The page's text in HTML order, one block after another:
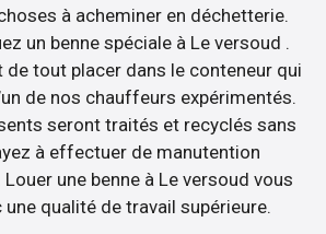
à acheminer en déchetterie.
un benne spéciale à Le versoud .
de tout placer dans le conteneur qui
de nos chauffeurs expérimentés.
seront traités et recyclés sans
à effectuer de manutention
une benne à Le versoud vous
qualité de travail supérieure.